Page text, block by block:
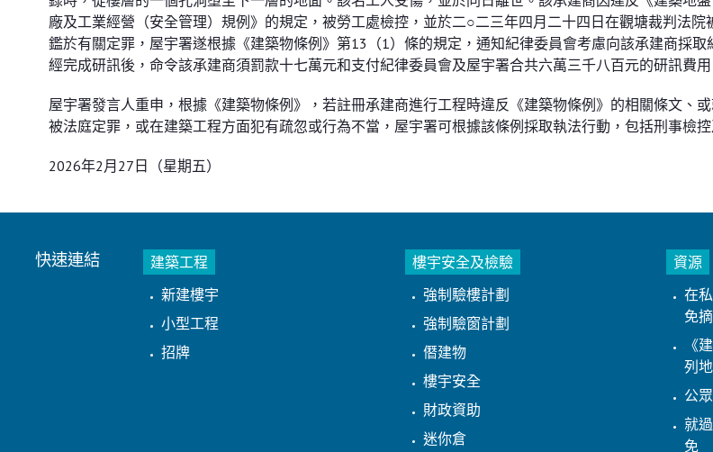
廠及工業經營（安全管理）規例》的規定，被勞工處檢控，並於二○二三年四月二十四日在觀塘裁判法院
鑑於有關定罪，屋宇署遂根據《建築物條例》第13（1）條的規定，通知紀律委員會考慮向該承建商採取
經完成研訊後，命令該承建商須罰款十七萬元和支付紀律委員會及屋宇署合共六萬三千八百元的研訊費用
屋宇署發言人重申，根據《建築物條例》，若註冊承建商進行工程時違反《建築物條例》的相關條文、
被法庭定罪，或在建築工程方面犯有疏忽或行為不當，屋宇署可根據該條例採取執法行動，包括刑事檢控
2026年2月27日（星期五）
快速連結
建築工程
新建樓宇
小型工程
招牌
樓宇安全及檢驗
強制驗樓計劃
強制驗窗計劃
僭建物
樓宇安全
財政資助
迷你倉
資源
在
免
《
列
公
就
免